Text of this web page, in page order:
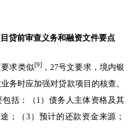
贷前审查义务和融资文件要点
求类似[9]，27号文要求，境内银
务时应加强对贷款项目的核查。
括：（1）债务人主体资格及其
；（3）预计的还款资金来源；